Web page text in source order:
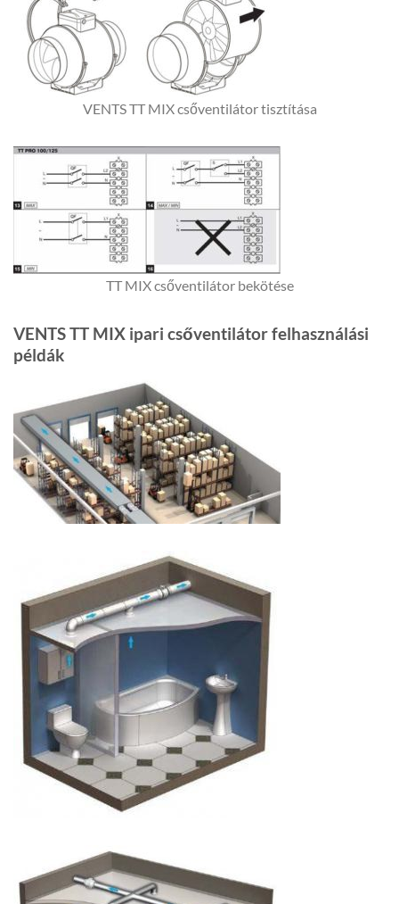
VENTS TT MIX csőventilátor tisztítása
TT MIX csőventilátor bekötése
VENTS TT MIX ipari csőventilátor felhasználási
példák